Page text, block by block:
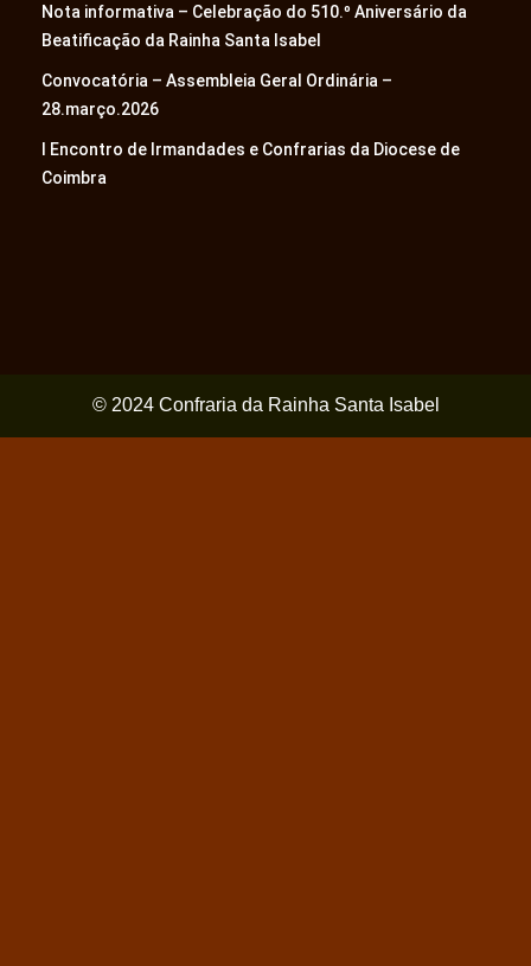
Nota informativa – Celebração do 510.º Aniversário da
Beatificação da Rainha Santa Isabel
Convocatória – Assembleia Geral Ordinária –
28.março.2026
I Encontro de Irmandades e Confrarias da Diocese de
Coimbra
© 2024 Confraria da Rainha Santa Isabel